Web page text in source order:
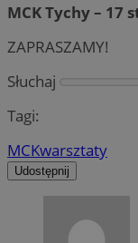
MCK Tychy – 17
ZAPRASZAMY!
Słuchaj
Tagi:
MCKwarsztaty
Udostępnij